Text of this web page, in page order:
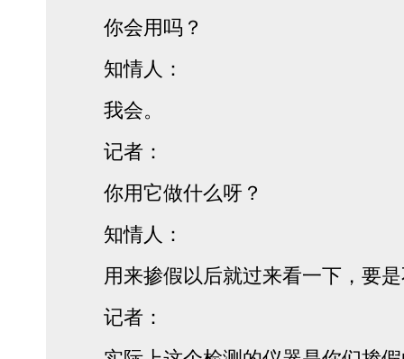
你会用吗？
知情人：
我会。
记者：
你用它做什么呀？
知情人：
用来掺假以后就过来看一下，要是
记者：